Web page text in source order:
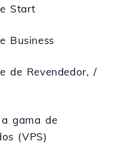
Start
Business
de Revendedor, /
gama de
(VPS)